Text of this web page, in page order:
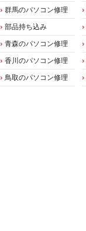
群馬のパソコン修理
部品持ち込み
青森のパソコン修理
香川のパソコン修理
鳥取のパソコン修理